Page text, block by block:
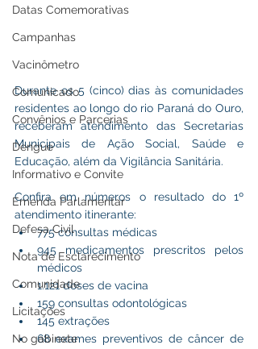
Datas Comemorativas
Campanhas
Vacinômetro
Comunicado
Convênios e Parcerias
Dengue
Informativo e Convite
Emenda Parlamentar
Defesa Civil
Nota de Esclarecimento
Comunidade
Licitações
No gabinete
Durante os 5 (cinco) dias às comunidades
residentes ao longo do rio Paraná do Ouro,
receberam atendimento das Secretarias
Municipais de Ação Social, Saúde e
Educação, além da Vigilância Sanitária.
Confira em números o resultado do 1º
atendimento itinerante:
775 consultas médicas
945 medicamentos prescritos pelos
médicos
1.121 doses de vacina
159 consultas odontológicas
145 extrações
68 exames preventivos de câncer de